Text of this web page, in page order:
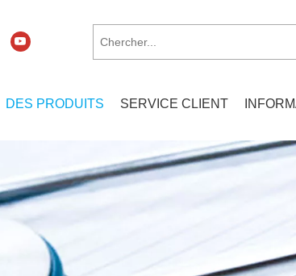
DES PRODUITS SERVICE CLIENT